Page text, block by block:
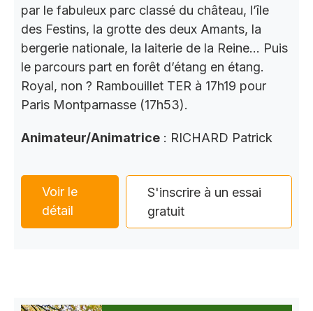
par le fabuleux parc classé du château, l’île
des Festins, la grotte des deux Amants, la
bergerie nationale, la laiterie de la Reine… Puis
le parcours part en forêt d’étang en étang.
Royal, non ? Rambouillet TER à 17h19 pour
Paris Montparnasse (17h53).
Animateur/Animatrice : RICHARD Patrick
Voir le
détail
S'inscrire à un essai
gratuit